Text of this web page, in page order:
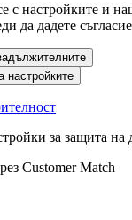
с настройките и
да дадете
настройките
за защита на
Customer Match